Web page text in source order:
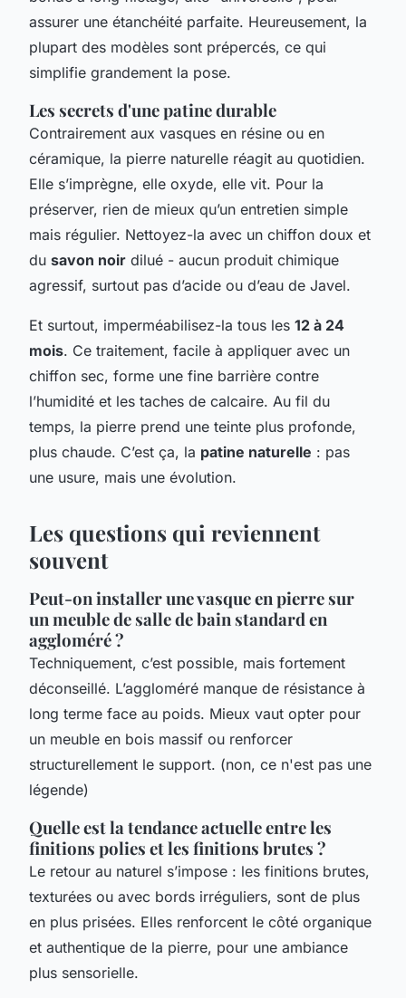
assurer une étanchéité parfaite. Heureusement, la
plupart des modèles sont prépercés, ce qui
simplifie grandement la pose.
Les secrets d'une patine durable
Contrairement aux vasques en résine ou en
céramique, la pierre naturelle réagit au quotidien.
Elle s’imprègne, elle oxyde, elle vit. Pour la
préserver, rien de mieux qu’un entretien simple
mais régulier. Nettoyez-la avec un chiffon doux et
du savon noir dilué - aucun produit chimique
agressif, surtout pas d’acide ou d’eau de Javel.
Et surtout, imperméabilisez-la tous les 12 à 24
mois. Ce traitement, facile à appliquer avec un
chiffon sec, forme une fine barrière contre
l’humidité et les taches de calcaire. Au fil du
temps, la pierre prend une teinte plus profonde,
plus chaude. C’est ça, la patine naturelle : pas
une usure, mais une évolution.
Les questions qui reviennent
souvent
Peut-on installer une vasque en pierre sur
un meuble de salle de bain standard en
aggloméré ?
Techniquement, c’est possible, mais fortement
déconseillé. L’aggloméré manque de résistance à
long terme face au poids. Mieux vaut opter pour
un meuble en bois massif ou renforcer
structurellement le support. (non, ce n'est pas une
légende)
Quelle est la tendance actuelle entre les
finitions polies et les finitions brutes ?
Le retour au naturel s’impose : les finitions brutes,
texturées ou avec bords irréguliers, sont de plus
en plus prisées. Elles renforcent le côté organique
et authentique de la pierre, pour une ambiance
plus sensorielle.